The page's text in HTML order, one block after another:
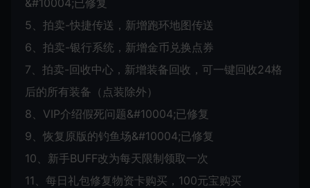
&#10004;已修复
5、拍卖-快捷传送，新增跑环地图传送
6、拍卖-银行系统，新增金币兑换点券
7、拍卖-回收中心，新增装备回收，可一键回收24格
后的所有装备（点装除外）
8、VIP介绍假死问题&#10004;已修复
9、恢复原版的钓鱼场&#10004;已修复
10、新手BUFF改为每天限制领取一次
11、每日礼包修复物资卡购买，100元宝购买